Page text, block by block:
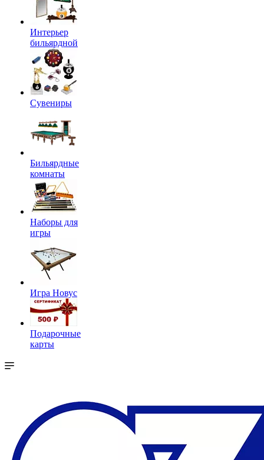
Интерьер
бильярдной
Сувениры
Бильярдные
комнаты
Наборы для
игры
Игра Новус
Подарочные
карты